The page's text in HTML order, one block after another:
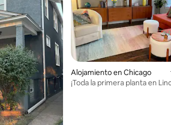
Alojamiento en Chicago
¡Toda la primera planta en